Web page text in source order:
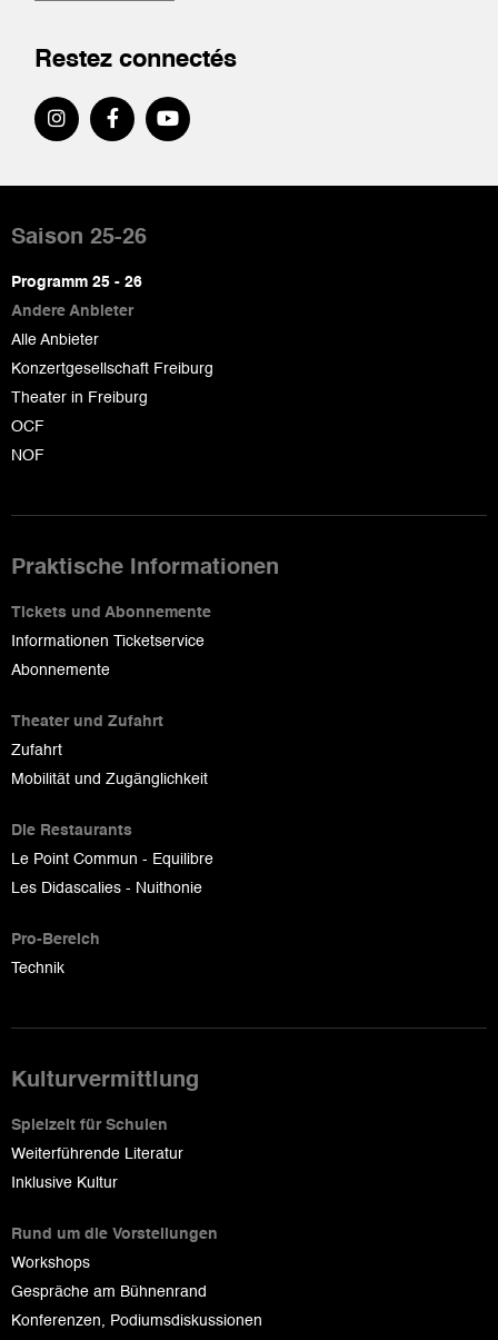
Restez connectés
de
page
Saison 25-26
Programm 25 - 26
Andere Anbieter
Alle Anbieter
Konzertgesellschaft Freiburg
Theater in Freiburg
OCF
NOF
Praktische Informationen
Tickets und Abonnemente
Informationen Ticketservice
Abonnemente
Theater und Zufahrt
Zufahrt
Mobilität und Zugänglichkeit
Die Restaurants
Le Point Commun - Equilibre
Les Didascalies - Nuithonie
Pro-Bereich
Technik
Kulturvermittlung
Spielzeit für Schulen
Weiterführende Literatur
Inklusive Kultur
Rund um die Vorstellungen
Workshops
Gespräche am Bühnenrand
Konferenzen, Podiumsdiskussionen